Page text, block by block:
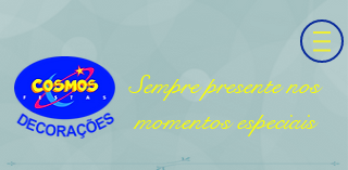
Sempre presente nos
momentos especiais